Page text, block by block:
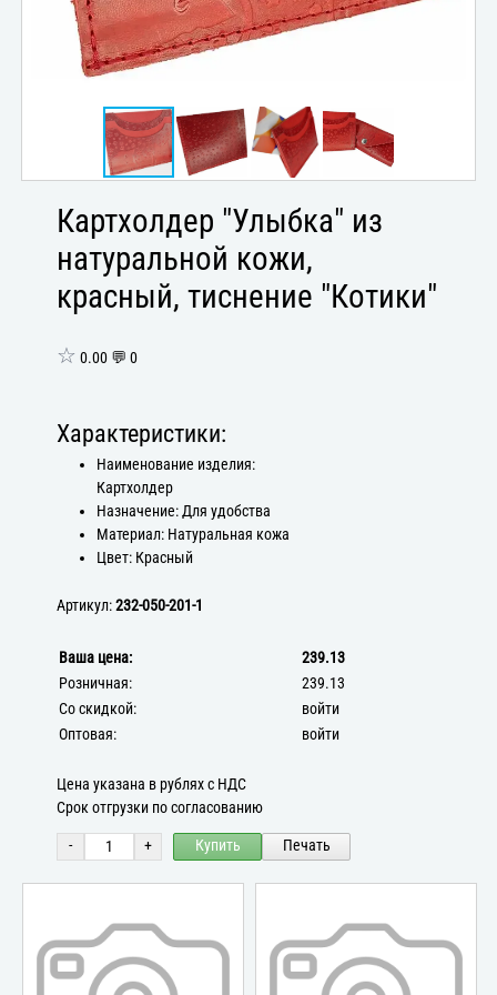
Картхолдер "Улыбка" из
натуральной кожи,
красный, тиснение "Котики"
☆ 0.00 💬 0
Характеристики:
Наименование изделия:
Картхолдер
Назначение: Для удобства
Материал: Натуральная кожа
Цвет: Красный
Артикул:232-050-201-1
Ваша цена:
239.13
Розничная:
239.13
Со скидкой:
войти
Оптовая:
войти
Цена указана в рублях с НДС
Срок отгрузки по согласованию
- + Купить Печать